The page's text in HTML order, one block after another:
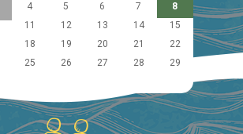
4 5 6 7
8
11 12 13 14
15
18 19 20 21
22
25 26 27 28
29